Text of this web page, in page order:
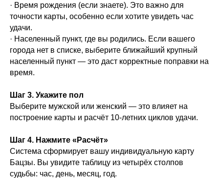
· Время рождения (если знаете). Это важно для
точности карты, особенно если хотите увидеть час
удачи.
· Населенный пункт, где вы родились. Если вашего
города нет в списке, выберите ближайший крупный
населенный пункт — это даст корректные поправки на
время.
Шаг 3. Укажите пол
Выберите мужской или женский — это влияет на
построение карты и расчёт 10-летних циклов удачи.
Шаг 4. Нажмите «Расчёт»
Система сформирует вашу индивидуальную карту
Бацзы. Вы увидите таблицу из четырёх столпов
судьбы: час, день, месяц, год.